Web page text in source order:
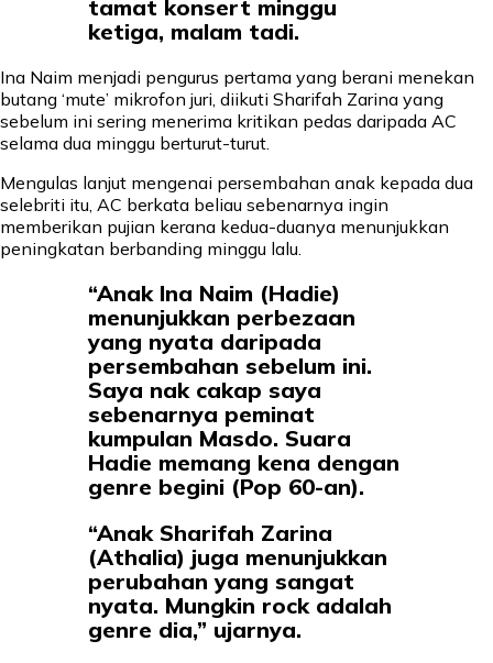
tamat konsert minggu
ketiga, malam tadi.
Ina Naim menjadi pengurus pertama yang berani menekan
butang ‘mute’ mikrofon juri, diikuti Sharifah Zarina yang
sebelum ini sering menerima kritikan pedas daripada AC
selama dua minggu berturut-turut.
Mengulas lanjut mengenai persembahan anak kepada dua
selebriti itu, AC berkata beliau sebenarnya ingin
memberikan pujian kerana kedua-duanya menunjukkan
peningkatan berbanding minggu lalu.
“Anak Ina Naim (Hadie)
menunjukkan perbezaan
yang nyata daripada
persembahan sebelum ini.
Saya nak cakap saya
sebenarnya peminat
kumpulan Masdo. Suara
Hadie memang kena dengan
genre begini (Pop 60-an).
“Anak Sharifah Zarina
(Athalia) juga menunjukkan
perubahan yang sangat
nyata. Mungkin rock adalah
genre dia,” ujarnya.